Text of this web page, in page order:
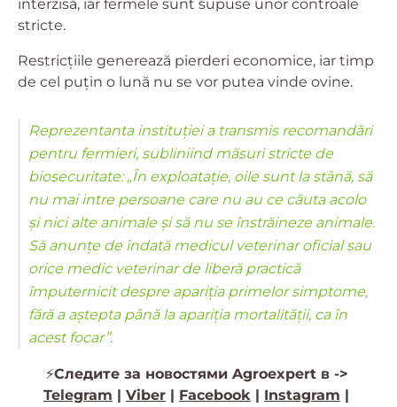
interzisă, iar fermele sunt supuse unor controale
stricte.
Restricțiile generează pierderi economice, iar timp
de cel puțin o lună nu se vor putea vinde ovine.
Reprezentanta instituției a transmis recomandări
pentru fermieri, subliniind măsuri stricte de
biosecuritate: „În exploatație, oile sunt la stână, să
nu mai intre persoane care nu au ce căuta acolo
și nici alte animale și să nu se înstrăineze animale.
Să anunțe de îndată medicul veterinar oficial sau
orice medic veterinar de liberă practică
împuternicit despre apariția primelor simptome,
fără a aștepta până la apariția mortalității, ca în
acest focar”.
⚡️Следите за новостями Agroexpert в ->
Telegram
Viber Facebook Instagram